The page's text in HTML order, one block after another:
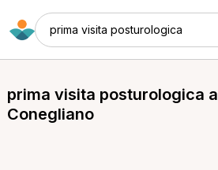
prima visita posturologica
prima visita posturologica a
Conegliano